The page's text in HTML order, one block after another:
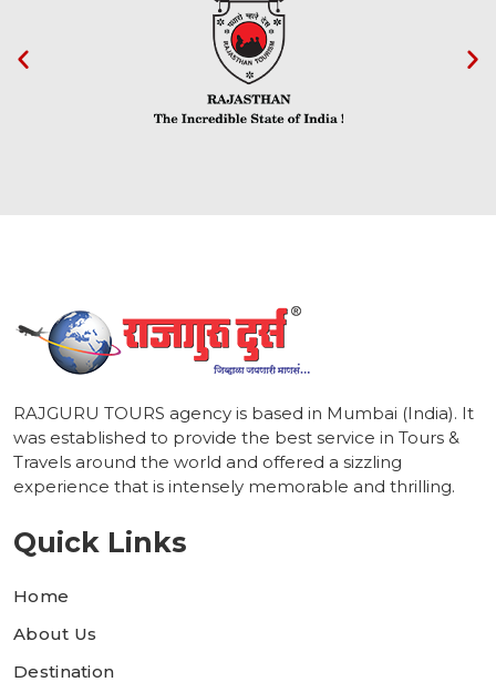
RAJGURU TOURS agency is based in Mumbai (India). It
was established to provide the best service in Tours &
Travels around the world and offered a sizzling
experience that is intensely memorable and thrilling.
Quick Links
Home
About Us
Destination